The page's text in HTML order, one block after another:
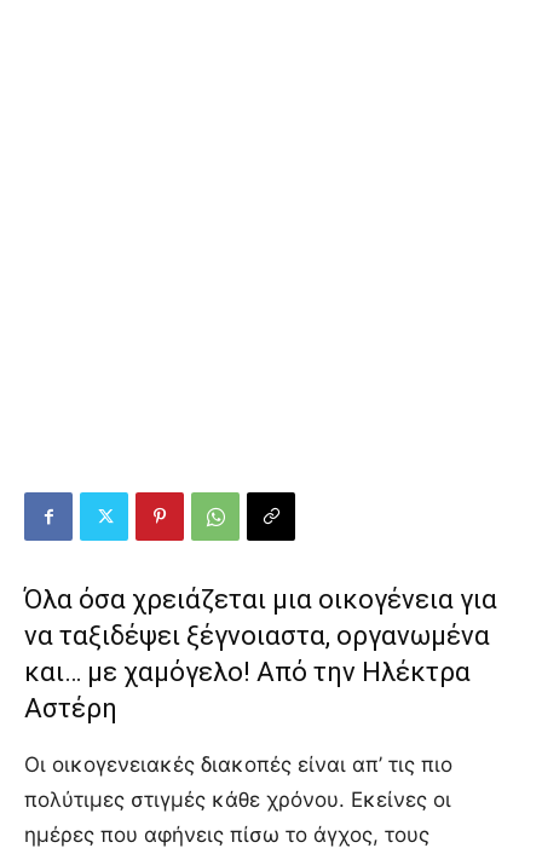
Όλα όσα χρειάζεται μια οικογένεια για
να ταξιδέψει ξέγνοιαστα, οργανωμένα
και… με χαμόγελο! Από την Ηλέκτρα
Αστέρη
Οι οικογενειακές διακοπές είναι απ’ τις πιο
πολύτιμες στιγμές κάθε χρόνου. Εκείνες οι
ημέρες που αφήνεις πίσω το άγχος, τους